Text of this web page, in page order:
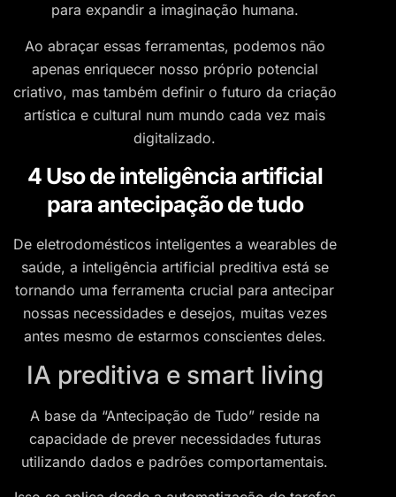
para expandir a imaginação humana.
Ao abraçar essas ferramentas, podemos não
apenas enriquecer nosso próprio potencial
criativo, mas também definir o futuro da criação
artística e cultural num mundo cada vez mais
digitalizado.
4 Uso de inteligência artificial
para antecipação de tudo
De eletrodomésticos inteligentes a wearables de
saúde, a inteligência artificial preditiva está se
tornando uma ferramenta crucial para antecipar
nossas necessidades e desejos, muitas vezes
antes mesmo de estarmos conscientes deles.
IA preditiva e smart living
A base da “Antecipação de Tudo” reside na
capacidade de prever necessidades futuras
utilizando dados e padrões comportamentais.